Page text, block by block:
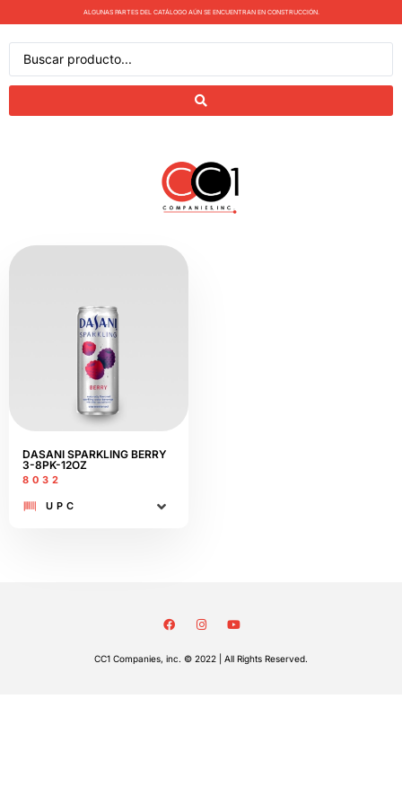
ALGUNAS PARTES DEL CATÁLOGO AÚN SE ENCUENTRAN EN CONSTRUCCIÓN.
DASANI SPARKLING BERRY
3-8PK-12OZ
8032
UPC
CC1 Companies, inc. © 2022 | All Rights Reserved.